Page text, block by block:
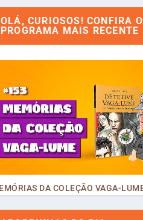
OLÁ, CURIOSOS! CONFIRA O
PROGRAMA MAIS RECENTE